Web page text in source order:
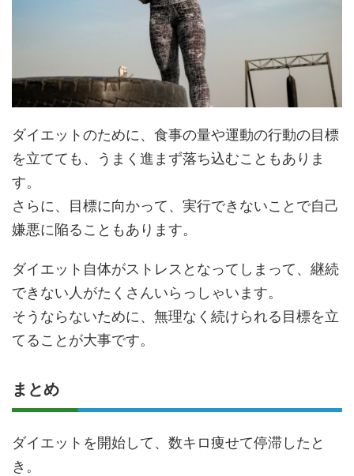
ダイエットのために、食事の量や運動の行動の目標
を立てても、うまく進まず落ち込むこともありま
す。
さらに、目標に向かって、実行できないことで自己
嫌悪に陥ることもあります。
ダイエット自体がストレスとなってしまって、継続
できない人がたくさんいらっしゃいます。
そうならないために、無理なく続けられる目標を立
てることが大事です。
まとめ
ダイエットを開始して、数キロ痩せて停滞したと
き。